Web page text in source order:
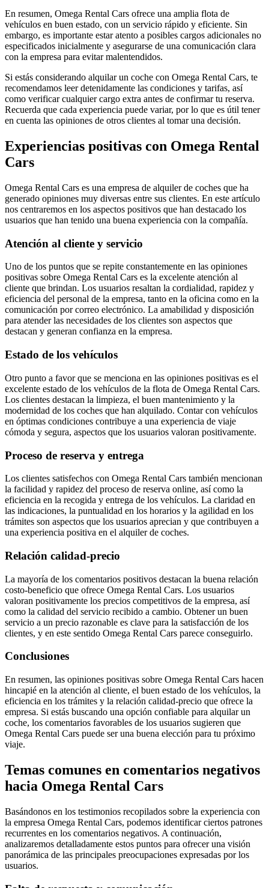
En resumen, Omega Rental Cars ofrece una amplia flota de
vehículos en buen estado, con un servicio rápido y eficiente. Sin
embargo, es importante estar atento a posibles cargos adicionales no
especificados inicialmente y asegurarse de una comunicación clara
con la empresa para evitar malentendidos.
Si estás considerando alquilar un coche con Omega Rental Cars, te
recomendamos leer detenidamente las condiciones y tarifas, así
como verificar cualquier cargo extra antes de confirmar tu reserva.
Recuerda que cada experiencia puede variar, por lo que es útil tener
en cuenta las opiniones de otros clientes al tomar una decisión.
Experiencias positivas con Omega Rental
Cars
Omega Rental Cars es una empresa de alquiler de coches que ha
generado opiniones muy diversas entre sus clientes. En este artículo
nos centraremos en los aspectos positivos que han destacado los
usuarios que han tenido una buena experiencia con la compañía.
Atención al cliente y servicio
Uno de los puntos que se repite constantemente en las opiniones
positivas sobre Omega Rental Cars es la excelente atención al
cliente que brindan. Los usuarios resaltan la cordialidad, rapidez y
eficiencia del personal de la empresa, tanto en la oficina como en la
comunicación por correo electrónico. La amabilidad y disposición
para atender las necesidades de los clientes son aspectos que
destacan y generan confianza en la empresa.
Estado de los vehículos
Otro punto a favor que se menciona en las opiniones positivas es el
excelente estado de los vehículos de la flota de Omega Rental Cars.
Los clientes destacan la limpieza, el buen mantenimiento y la
modernidad de los coches que han alquilado. Contar con vehículos
en óptimas condiciones contribuye a una experiencia de viaje
cómoda y segura, aspectos que los usuarios valoran positivamente.
Proceso de reserva y entrega
Los clientes satisfechos con Omega Rental Cars también mencionan
la facilidad y rapidez del proceso de reserva online, así como la
eficiencia en la recogida y entrega de los vehículos. La claridad en
las indicaciones, la puntualidad en los horarios y la agilidad en los
trámites son aspectos que los usuarios aprecian y que contribuyen a
una experiencia positiva en el alquiler de coches.
Relación calidad-precio
La mayoría de los comentarios positivos destacan la buena relación
costo-beneficio que ofrece Omega Rental Cars. Los usuarios
valoran positivamente los precios competitivos de la empresa, así
como la calidad del servicio recibido a cambio. Obtener un buen
servicio a un precio razonable es clave para la satisfacción de los
clientes, y en este sentido Omega Rental Cars parece conseguirlo.
Conclusiones
En resumen, las opiniones positivas sobre Omega Rental Cars hacen
hincapié en la atención al cliente, el buen estado de los vehículos, la
eficiencia en los trámites y la relación calidad-precio que ofrece la
empresa. Si estás buscando una opción confiable para alquilar un
coche, los comentarios favorables de los usuarios sugieren que
Omega Rental Cars puede ser una buena elección para tu próximo
viaje.
Temas comunes en comentarios negativos
hacia Omega Rental Cars
Basándonos en los testimonios recopilados sobre la experiencia con
la empresa Omega Rental Cars, podemos identificar ciertos patrones
recurrentes en los comentarios negativos. A continuación,
analizaremos detalladamente estos puntos para ofrecer una visión
panorámica de las principales preocupaciones expresadas por los
usuarios.